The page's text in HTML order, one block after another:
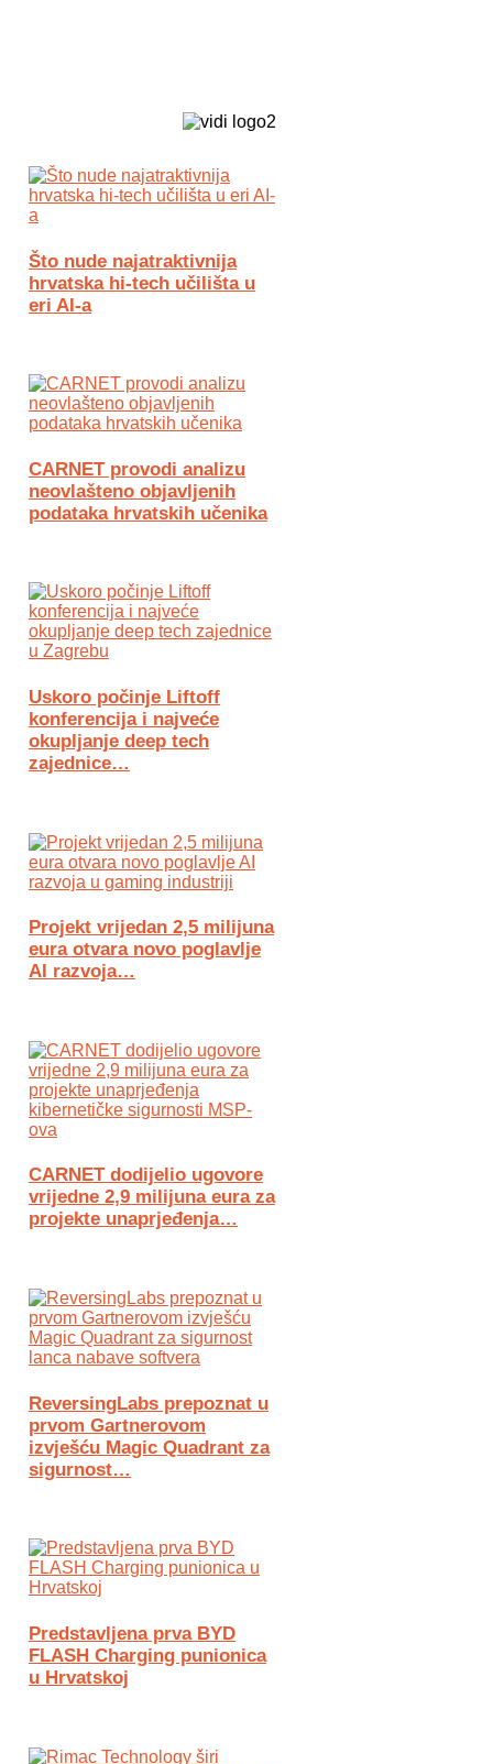
Što nude najatraktivnija
hrvatska hi-tech učilišta u
eri AI-a
CARNET provodi analizu
neovlašteno objavljenih
podataka hrvatskih učenika
Uskoro počinje Liftoff
konferencija i najveće
okupljanje deep tech
zajednice…
Projekt vrijedan 2,5 milijuna
eura otvara novo poglavlje
AI razvoja…
CARNET dodijelio ugovore
vrijedne 2,9 milijuna eura za
projekte unaprjeđenja…
ReversingLabs prepoznat u
prvom Gartnerovom
izvješću Magic Quadrant za
sigurnost…
Predstavljena prva BYD
FLASH Charging punionica
u Hrvatskoj